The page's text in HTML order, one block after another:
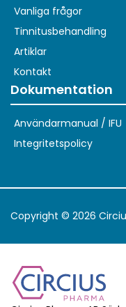
Vanliga frågor
Tinnitusbehandling
Artiklar
Kontakt
Dokumentation
Användarmanual / IFU
Integritetspolicy
Copyright © 2026